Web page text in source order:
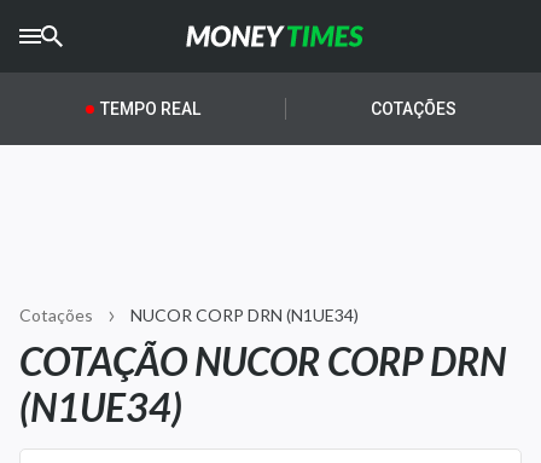
CRYPTOTIMES
AGROTIMES
Newsletters
Money Trader
TEMPO REAL COTAÇÕES
Cotações NUCOR CORP DRN (N1UE34)
COTAÇÃO NUCOR CORP DRN
(N1UE34)